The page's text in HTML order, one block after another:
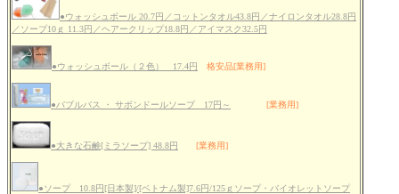
●ウォッシュボール 20.7円／コットンタオル43.8円／ナイロンタオル28.8円
／ソープ10ｇ 11.3円／ヘアークリップ18.8円／アイマスク32.5円
●ウォッシュボール（２色） 17.4円 格安品[業務用]
●バブルバス ・ サボンドールソープ 17円～ [業務用]
●大きな石鹸[ミラソープ] 48.8円 [業務用]
●ソープ 10.8円[日本製]/[ベトナム製]7.6円/125ｇソープ・バイオレットソープ